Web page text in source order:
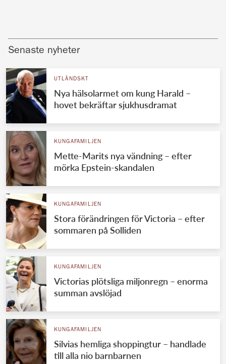
Senaste nyheter
UTLÄNDSKT
Nya hälsolarmet om kung Harald –
hovet bekräftar sjukhusdramat
KUNGAFAMILJEN
Mette-Marits nya vändning – efter
mörka Epstein-skandalen
KUNGAFAMILJEN
Stora förändringen för Victoria – efter
sommaren på Solliden
KUNGAFAMILJEN
Victorias plötsliga miljonregn – enorma
summan avslöjad
KUNGAFAMILJEN
Silvias hemliga shoppingtur – handlade
till alla nio barnbarnen